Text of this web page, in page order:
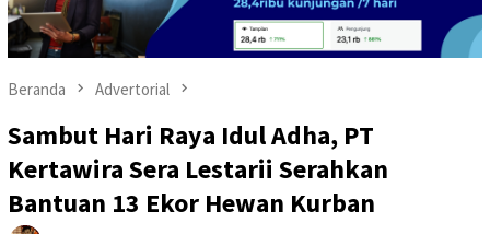
Beranda Advertorial
Sambut Hari Raya Idul Adha, PT
Kertawira Sera Lestarii Serahkan
Bantuan 13 Ekor Hewan Kurban